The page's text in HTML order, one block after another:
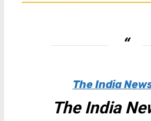
The India
The India